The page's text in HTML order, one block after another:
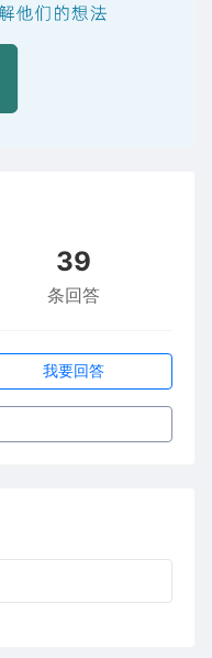
39
条回答
我要回答